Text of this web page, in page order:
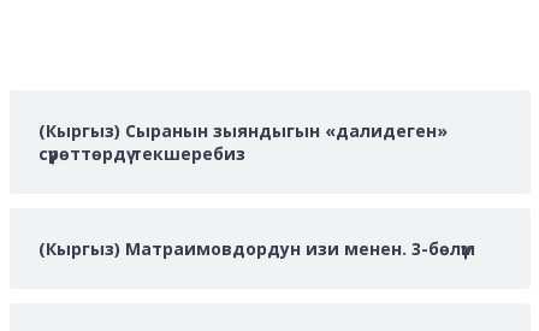
(Кыргыз) Сыранын зыяндыгын «далидеген»
сүрөттөрдү текшеребиз
(Кыргыз) Матраимовдордун изи менен. 3-бөлүм